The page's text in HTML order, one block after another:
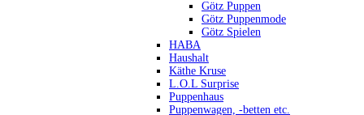
Götz Puppen
Götz Puppenmode
Götz Spielen
HABA
Haushalt
Käthe Kruse
L.O.L Surprise
Puppenhaus
Puppenwagen, -betten etc.